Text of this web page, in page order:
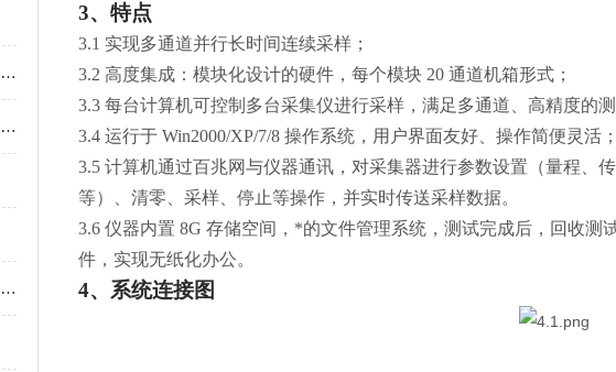
混凝土流变仪：揭开混凝土性能奥秘的钥匙
滑管仪是新型预拌混凝土性能测试装置
温控三轴仪在现代材料科学中的应用与展望
3、特点
3.1 实现多通道并行长时间连续采样；
3.2 高度集成：模块化设计的硬件，每个模块 20 通道机箱形式；
3.3 每台计算机可控制多台采集仪进行采样，满足多通道、高精度的测
3.4 运行于 Win2000/XP/7/8 操作系统，用户界面友好、操作简便灵活；
3.5 计算机通过百兆网与仪器通讯，对采集器进行参数设置（量程、
等）、清零、采样、停止等操作，并实时传送采样数据。
3.6 仪器内置 8G 存储空间，*的文件管理系统，测试完成后，回收
件，实现无纸化办公。
4、系统连接图